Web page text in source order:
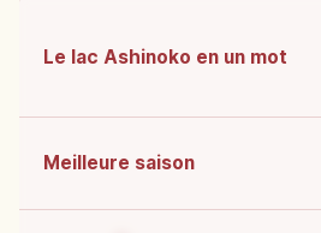
Le lac Ashinoko en un mot
Meilleure saison